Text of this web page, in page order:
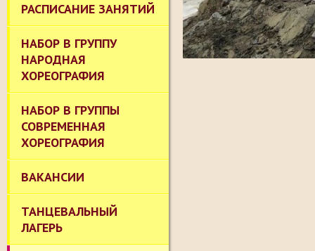
РАСПИСАНИЕ ЗАНЯТИЙ
НАБОР В ГРУППУ
НАРОДНАЯ
ХОРЕОГРАФИЯ
НАБОР В ГРУППЫ
СОВРЕМЕННАЯ
ХОРЕОГРАФИЯ
ВАКАНСИИ
ТАНЦЕВАЛЬНЫЙ
ЛАГЕРЬ